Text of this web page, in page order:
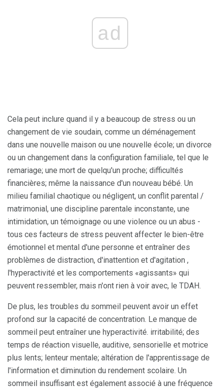
ad
Cela peut inclure quand il y a beaucoup de stress ou un
changement de vie soudain, comme un déménagement
dans une nouvelle maison ou une nouvelle école; un divorce
ou un changement dans la configuration familiale, tel que le
remariage; une mort de quelqu'un proche; difficultés
financières; même la naissance d'un nouveau bébé. Un
milieu familial chaotique ou négligent, un conflit parental /
matrimonial, une discipline parentale inconstante, une
intimidation, un témoignage ou une violence ou un abus -
tous ces facteurs de stress peuvent affecter le bien-être
émotionnel et mental d'une personne et entraîner des
problèmes de distraction, d'inattention et d'agitation ,
l'hyperactivité et les comportements «agissants» qui
peuvent ressembler, mais n'ont rien à voir avec, le TDAH.
De plus, les troubles du sommeil peuvent avoir un effet
profond sur la capacité de concentration. Le manque de
sommeil peut entraîner une hyperactivité. irritabilité; des
temps de réaction visuelle, auditive, sensorielle et motrice
plus lents; lenteur mentale; altération de l'apprentissage de
l'information et diminution du rendement scolaire. Un
sommeil insuffisant est également associé à une fréquence